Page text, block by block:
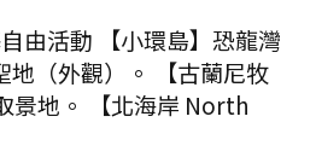
由活動 【小環島】恐龍灣
（外觀）。 【古蘭尼牧
景地。 【北海岸 North